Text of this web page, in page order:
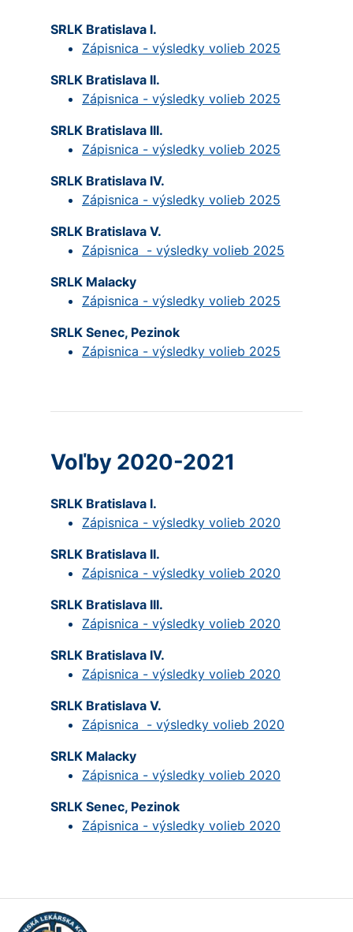
SRLK Bratislava I.
Zápisnica - výsledky volieb 2025
SRLK Bratislava II.
Zápisnica - výsledky volieb 2025
SRLK Bratislava III.
Zápisnica - výsledky volieb 2025
SRLK Bratislava IV.
Zápisnica - výsledky volieb 2025
SRLK Bratislava V.
Zápisnica - výsledky volieb 2025
SRLK Malacky
Zápisnica - výsledky volieb 2025
SRLK Senec, Pezinok
Zápisnica - výsledky volieb 2025
Voľby 2020-2021
SRLK Bratislava I.
Zápisnica - výsledky volieb 2020
SRLK Bratislava II.
Zápisnica - výsledky volieb 2020
SRLK Bratislava III.
Zápisnica - výsledky volieb 2020
SRLK Bratislava IV.
Zápisnica - výsledky volieb 2020
SRLK Bratislava V.
Zápisnica - výsledky volieb 2020
SRLK Malacky
Zápisnica - výsledky volieb 2020
SRLK Senec, Pezinok
Zápisnica - výsledky volieb 2020